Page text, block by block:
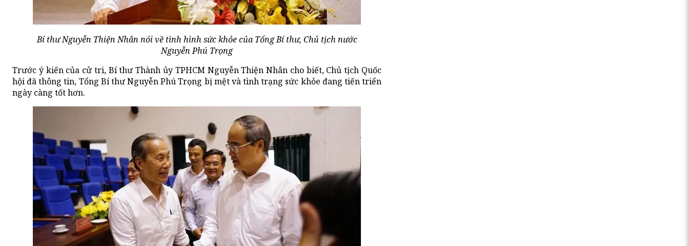
Bí thư Nguyễn Thiện Nhân nói về tình hình sức khỏe của Tổng Bí thư, Chủ tịch nước
Nguyễn Phú Trọng
Trước ý kiến của cử tri, Bí thư Thành ủy TPHCM Nguyễn Thiện Nhân cho biết, Chủ tịch Quốc
hội đã thông tin, Tổng Bí thư Nguyễn Phú Trọng bị mệt và tình trạng sức khỏe đang tiến triển
ngày càng tốt hơn.